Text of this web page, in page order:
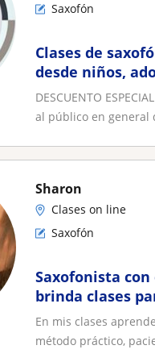
Saxofón
Clases de
desde niños,
DESCUENTO
al público en general
Sharon
Clases on line
Saxofón
Saxofonista
brinda clases
progresivo y
En mis clases
método práctico,